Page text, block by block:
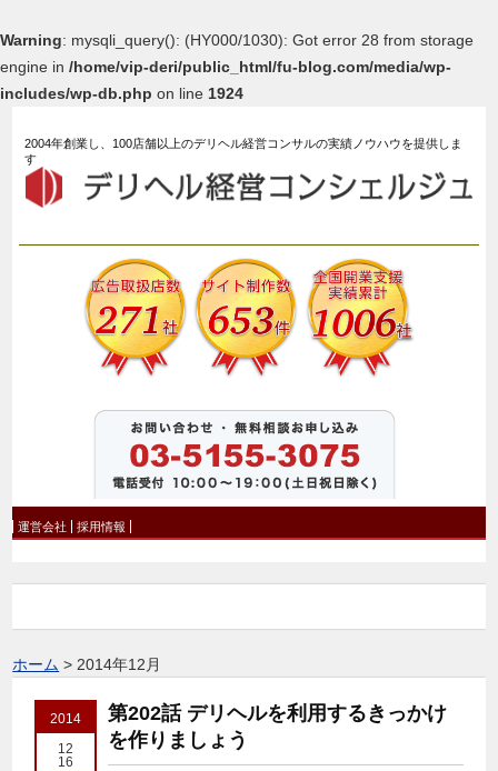
Warning: mysqli_query(): (HY000/1030): Got error 28 from storage
engine in /home/vip-deri/public_html/fu-blog.com/media/wp-
includes/wp-db.php on line 1924
2004年創業し、100店舗以上のデリヘル経営コンサルの実績ノウハウを提供しま
す
運営会社 採用情報
ホーム > 2014年12月
2014
12
16
第202話 デリヘルを利用するきっかけ
を作りましょう